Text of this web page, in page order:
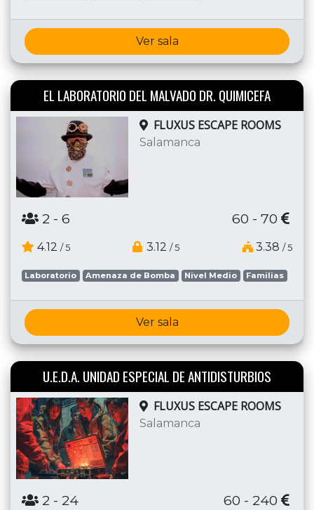
Ver sala
EL LABORATORIO DEL MALVADO DR. QUIMICEFA
FLUXUS ESCAPE ROOMS
Salamanca
2 - 6 60 - 70
4.12 / 5 3.12 / 5 3.38 / 5
Laboratorio Amenaza de Bomba Nivel Medio Familias
Ver sala
U.E.D.A. UNIDAD ESPECIAL DE ANTIDISTURBIOS
FLUXUS ESCAPE ROOMS
Salamanca
2 - 24 60 - 240